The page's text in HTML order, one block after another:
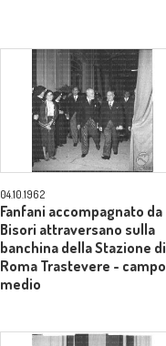
04.10.1962
Fanfani accompagnato da
Bisori attraversano sulla
banchina della Stazione di
Roma Trastevere - campo
medio